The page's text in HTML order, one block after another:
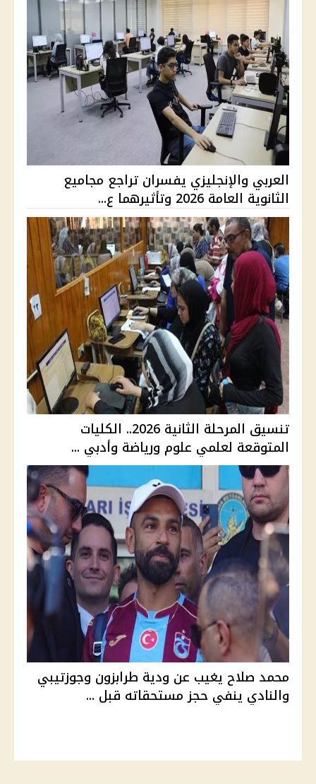
العربي والإنجليزي يفسران تراجع مجاميع
الثانوية العامة 2026 وتأثيرهما ع...
تنسيق المرحلة الثانية 2026.. الكليات
المتوقعة لعلمي علوم ورياضة وأدبي ...
محمد صلاح يغيب عن ودية طرابزون وجوزتيبي
والنادي ينفي حجز مستحقاته قبل ...